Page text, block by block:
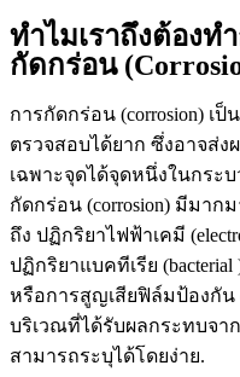
ทำไมเราถึงต้องท
กัดกร่อน
การกัดกร่อน (corrosion) เ
ตรวจสอบได้ยาก ซึ่งอาจส่ง
เฉพาะจุดได้จุดหนึ่งในกระ
กัดกร่อน (corrosion) มีมาก
ถึง ปฏิกริยาไฟฟ้าเคมี
ปฏิกริยาแบคทีเรีย (bacterial
หรือการสูญเสียฟิล์มป้องกัน
บริเวณที่ได้รับผลกระทบจา
สามารถระบุได้โดยง่าย.